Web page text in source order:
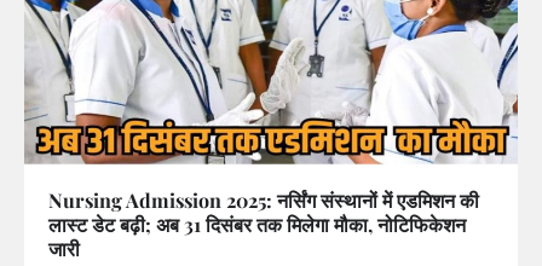
Nursing Admission 2025: नर्सिंग संस्थानों में एडमिशन की
लास्ट डेट बढ़ी; अब 31 दिसंबर तक मिलेगा मौका, नोटिफिकेशन
जारी